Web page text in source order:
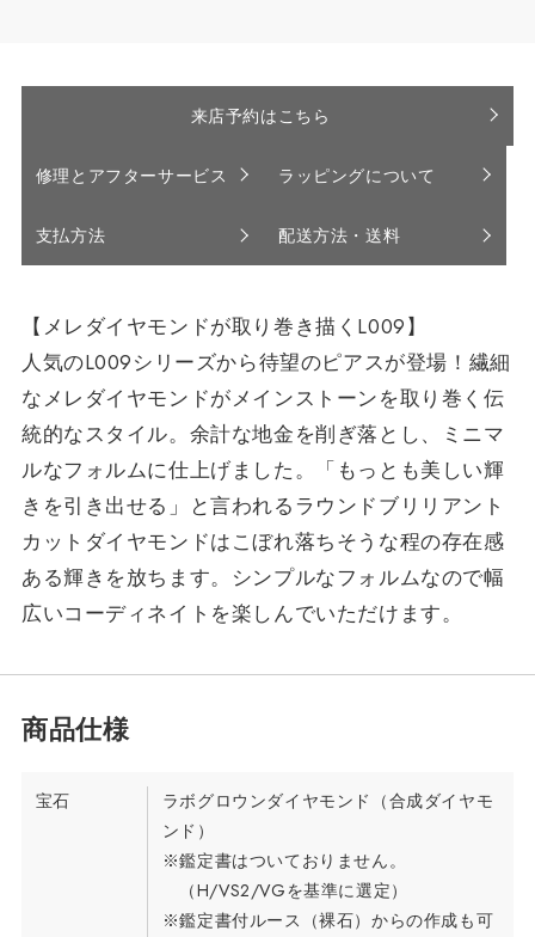
来店予約はこちら
修理とアフターサービス ラッピングについて
支払方法 配送方法・送料
【メレダイヤモンドが取り巻き描くL009】
人気のL009シリーズから待望のピアスが登場！繊細
なメレダイヤモンドがメインストーンを取り巻く伝
統的なスタイル。余計な地金を削ぎ落とし、ミニマ
ルなフォルムに仕上げました。「もっとも美しい輝
きを引き出せる」と言われるラウンドブリリアント
カットダイヤモンドはこぼれ落ちそうな程の存在感
ある輝きを放ちます。シンプルなフォルムなので幅
広いコーディネイトを楽しんでいただけます。
宝石
ラボグロウンダイヤモンド（合成ダイヤモ
ンド）
※鑑定書はついておりません。
（H/VS2/VGを基準に選定）
※鑑定書付ルース（裸石）からの作成も可